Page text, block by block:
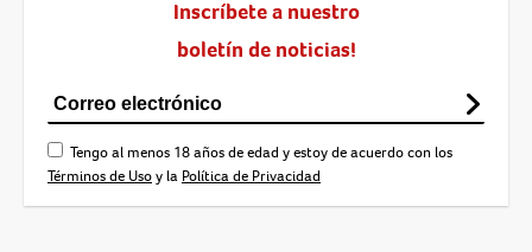
Inscríbete a nuestro
boletín de noticias!
Tengo al menos 18 años de edad y estoy de acuerdo con los
Términos de Usoy la Política de Privacidad